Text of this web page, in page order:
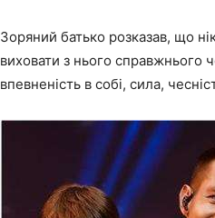
Зоряний батько розказав, що
виховати з нього справжнього
впевненість в собі, сила,